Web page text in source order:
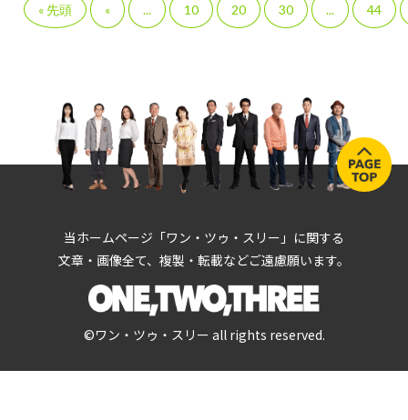
« 先頭 « ... 10 20 30 ... 44
当ホームページ「ワン・ツゥ・スリー」に関する
文章・画像全て、複製・転載などご遠慮願います。
©ワン・ツゥ・スリー all rights reserved.